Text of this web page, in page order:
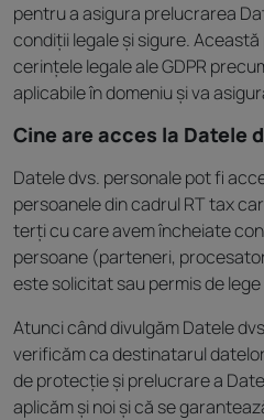
pentru a asigura prelucrarea
condiții legale și sigure.
cerințele legale ale GDPR
aplicabile în domeniu și va
Cine are acces la Datele
Datele dvs. personale pot fi
persoanele din cadrul RT tax
terți cu care avem încheiate
persoane (parteneri,
este solicitat sau permis de
Atunci când divulgăm Datele
verificăm ca destinatarul
de protecție și prelucrare a
aplicăm și noi și că se